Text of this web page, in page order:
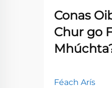
Conas
Chur go
Féach Arís